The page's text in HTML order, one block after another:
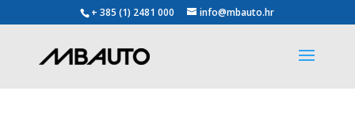
+ 385 (1) 2481 000 info@mbauto.hr